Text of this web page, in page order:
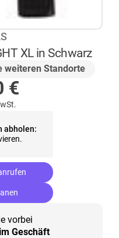
XL in Schwarz
weiteren Standorte
€
abholen:
vorbei
Geschäft